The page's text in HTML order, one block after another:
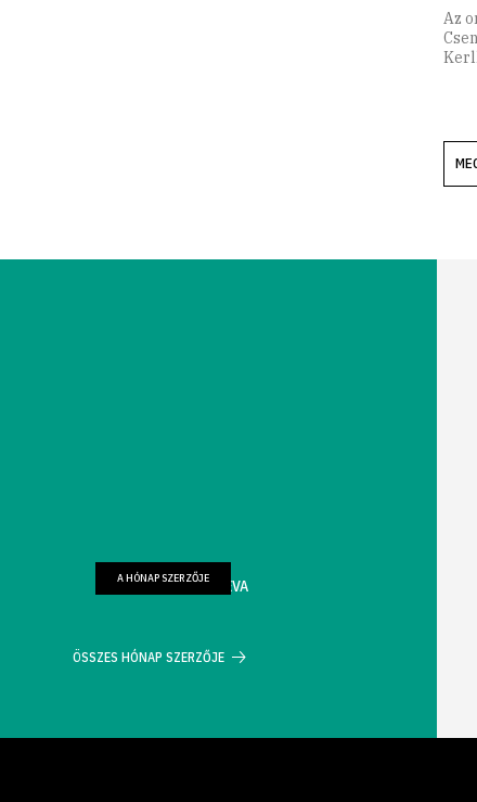
Az
FARKAS WELLMANN ÉVA
A HÓNAP SZERZŐJE
ÖSSZES HÓNAP SZERZŐJE